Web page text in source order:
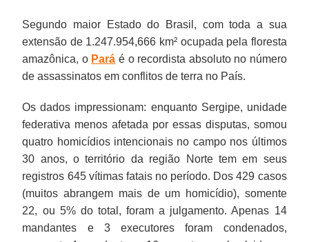
Segundo maior Estado do Brasil, com toda a sua
extensão de 1.247.954,666 km² ocupada pela floresta
amazônica, o Pará é o recordista absoluto no número
de assassinatos em conflitos de terra no País.
Os dados impressionam: enquanto Sergipe, unidade
federativa menos afetada por essas disputas, somou
quatro homicídios intencionais no campo nos últimos
30 anos, o território da região Norte tem em seus
registros 645 vítimas fatais no período. Dos 429 casos
(muitos abrangem mais de um homicídio), somente
22, ou 5% do total, foram a julgamento. Apenas 14
mandantes e 3 executores foram condenados,